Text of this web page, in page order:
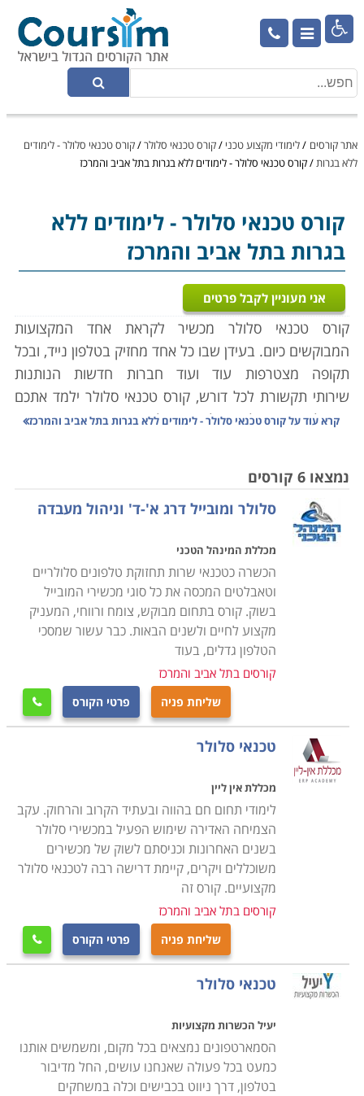

אתר קורסים /לימודי מקצוע טכני /קורס טכנאי סלולר/קורס טכנאי סלולר - לימודים
ללא בגרות/קורס טכנאי סלולר - לימודים ללא בגרות בתל אביב והמרכז
קורס טכנאי סלולר- לימודים ללא
בגרות בתל אביב והמרכז
אני מעוניין לקבל פרטים
קורס טכנאי סלולר מכשיר לקראת אחד המקצועות
המבוקשים כיום. בעידן שבו כל אחד מחזיק בטלפון נייד, ובכל
תקופה מצטרפות עוד ועוד חברות חדשות הנותנות
שירותי תקשורת לכל דורש, קורס טכנאי סלולר ילמד אתכם
את כל הנדרש על מנת לאתר תקלות במכשירים, מתן שירותי
הלימודים כוללים ידע מעשי ותיאורטי בתחום של
אלקטרוניקה, חשמל, מערכות המכשירים, ידע טכני בתיקון
תקלות, כרטיסים אלקטרונים ועוד, הקורס מועבר באופן יסודי
ומעמיק מהבסיס, כך שאין כל צורך בידע מוקדם וכל מי
שעולם זה מרתק בעניו, יוכל למצוא עניין ומקצוע לעתיד
בסיום ההכשרה.
הקורס מתאים לחיילים משוחררים בתחילת דרכם
המקצועית, שכן בתוך קורס קצר של מספר חודשים, יקבלו
בסיומו תעודה מקצועית אשר ניתן יהיה באמצעותה
להשתלב באחד מהחברות הרבות בתחום, או במעבדות
פרטיות, כך שאפשרויות התעסוקה הינן רבות ומגוונות כמו
גם השכר משתלם.
קורס טכנאי סלולר להסבה מקצועית
בעבר, כל מי שלמד מקצוע מסוים, המשיך בו עד הפנסיה,
אך כיום מקובל מאוד להחליף קריירה, הן משום הרצון לנסות
תחום חדש והן משום שיקולי שכר וקידום. לכן, דווקא משום
שעולם הסלולר הינו אחד הענפים הדינמיים והמתפתחים
ביותר הרי שמדובר במקצוע שכדאי להפוך אותו לקריירה
שניה ולהתחיל לבנות מסלול מקצועי רווחי ומרתק.
העובדה כי הקורס אינו דורש ידע מוקדם, מאפשרת לבצע
שמעולם לא עסק בחשמל או אלקטרוניקה יוכל ללמוד
בקורס את כל הנדרש כדי להיות טכנאי מנוסה ומקצועי, שכן
אין משמעות לגיל, צריך רק רצון, השקעה ושאיפה להצליח.
קרא עוד עלקורס טכנאי סלולר - לימודים ללא בגרות בתל אביב והמרכז
נמצאו 6 קורסים
סלולר ומובייל דרג א'-ד' וניהול מעבדה
מכללת המינהל הטכני
הכשרה כטכנאי שרות תחזוקת טלפונים סלולריים
וטאבלטים המכסה את כל סוגי מכשירי המובייל
בשוק. קורס בתחום מבוקש, צומח ורווחי, המעניק
מקצוע לחיים ולשנים הבאות. כבר עשור שמסכי
הטלפון גדלים, בעוד
קורסים בתל אביב והמרכז
שליחת פניה פרטי הקורס 
טכנאי סלולר
מכללת אין ליין
לימודי תחום חם בהווה ובעתיד הקרוב והרחוק. עקב
הצמיחה האדירה שימוש הפעיל במכשירי סלולר
בשנים האחרונות וכניסתם לשוק של מכשירים
משוכללים ויקרים, קיימת דרישה רבה לטכנאי סלולר
מקצועיים. קורס זה
קורסים בתל אביב והמרכז
שליחת פניה פרטי הקורס 
טכנאי סלולר
יעיל הכשרות מקצועיות
הסמארטפונים נמצאים בכל מקום, ומשמשים אותנו
כמעט בכל פעולה שאנחנו עושים, החל מדיבור
בטלפון, דרך ניווט בכבישים וכלה במשחקים